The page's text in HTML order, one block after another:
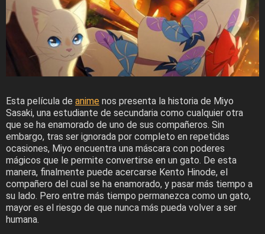
Esta película de anime nos presenta la historia de Miyo
Sasaki, una estudiante de secundaria como cualquier otra
que se ha enamorado de uno de sus compañeros. Sin
embargo, tras ser ignorada por completo en repetidas
ocasiones, Miyo encuentra una máscara con poderes
mágicos que le permite convertirse en un gato. De esta
manera, finalmente puede acercarse Kento Hinode, el
compañero del cual se ha enamorado, y pasar más tiempo a
su lado. Pero entre más tiempo permanezca como un gato,
mayor es el riesgo de que nunca más pueda volver a ser
humana.